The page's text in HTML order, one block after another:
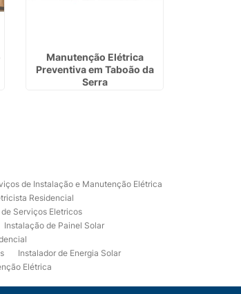
Manutenção Elétrica
Preventiva em Taboão da
Serra
de Instalação e Manutenção Elétrica
Residencial
Serviços Eletricos
Instalação de Painel Solar
Instalador de Energia Solar
Elétrica